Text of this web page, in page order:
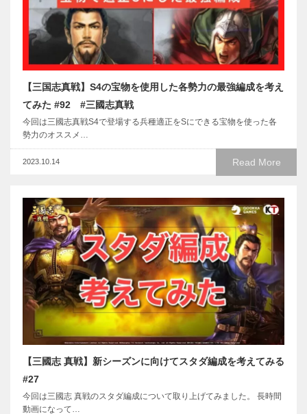
【三国志真戦】S4の宝物を使用した各勢力の最強編成を考え
てみた #92 #三國志真戦
今回は三國志真戦S4で登場する兵種適正をSにできる宝物を使った各
勢力のオススメ…
Read More
2023.10.14
【三國志 真戦】新シーズンに向けてスタダ編成を考えてみる
#27
今回は三國志 真戦のスタダ編成について取り上げてみました。 長時間
動画になって…